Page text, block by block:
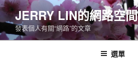
跳
至
主
要
JERRY LIN的網路空間
發表個人有關“網路”的文章
選單